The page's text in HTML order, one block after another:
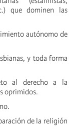
que dominen las
autónomo de
y toda forma
al derecho a la
oprimidos.
de la religión